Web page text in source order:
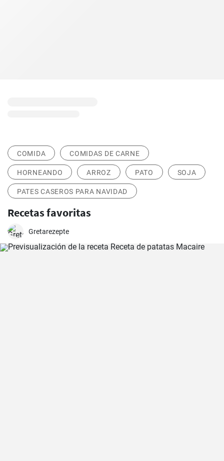
COMIDA COMIDAS DE CARNE
HORNEANDO ARROZ PATO SOJA
PATES CASEROS PARA NAVIDAD
Recetas favoritas
Gretarezepte